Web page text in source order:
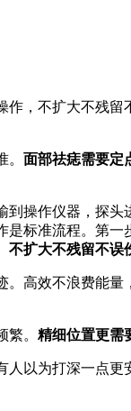
，不扩大不残
面部祛痣需要定
操作仪器，探
标准流程。第
不扩大不残留不误
高效不浪费能量
。 精细位置更需
以为打深一点